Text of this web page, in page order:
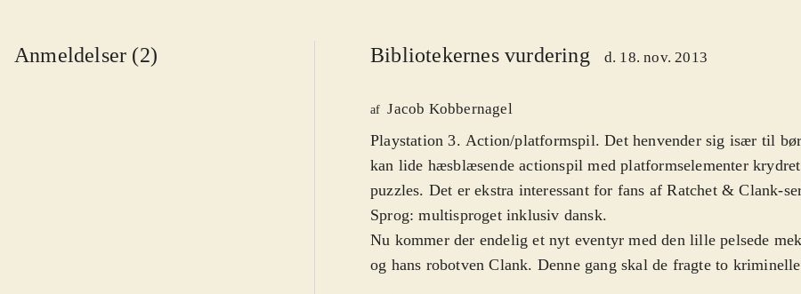
Anmeldelser (2) Bibliotekernes vurdering d. 18. nov. 2013
af Jacob Kobbernagel
Playstation 3. Action/platformspil. Det henvender sig især til
kan lide hæsblæsende actionspil med platformselementer
puzzles. Det er ekstra interessant for fans af Ratchet & Clank-
Sprog: multisproget inklusiv dansk.
Nu kommer der endelig et nyt eventyr med den lille pelsede
og hans robotven Clank. Denne gang skal de fragte to